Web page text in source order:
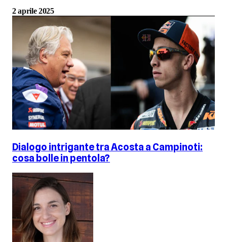
2 aprile 2025
Dialogo intrigante tra Acosta a Campinoti:
cosa bolle in pentola?